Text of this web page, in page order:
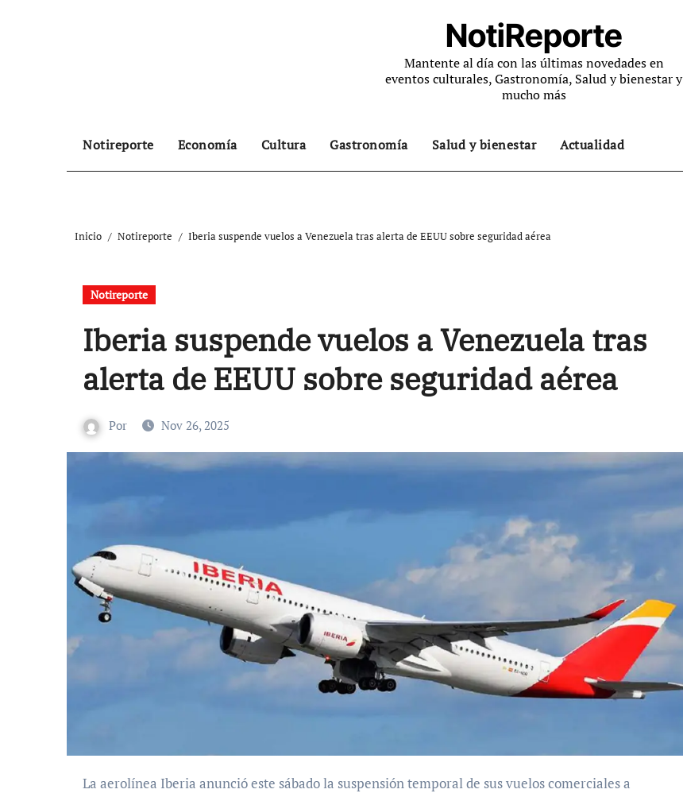
NotiReporte
Mantente al día con las últimas novedades en
eventos culturales, Gastronomía, Salud y bienestar y
mucho más
Notireporte Economía Cultura Gastronomía Salud y bienestar Actualidad
Inicio Notireporte Iberia suspende vuelos a Venezuela tras alerta de EEUU sobre seguridad aérea
Notireporte
Iberia suspende vuelos a Venezuela tras
alerta de EEUU sobre seguridad aérea
Por Nov 26, 2025
La aerolínea Iberia anunció este sábado la suspensión temporal de sus vuelos comerciales a